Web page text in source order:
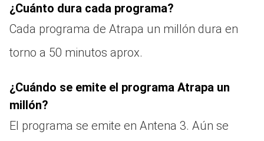
¿Cuánto dura cada programa?
Cada programa de Atrapa un millón dura en
torno a 50 minutos aprox.
¿Cuándo se emite el programa Atrapa un
millón?
El programa se emite en Antena 3. Aún se